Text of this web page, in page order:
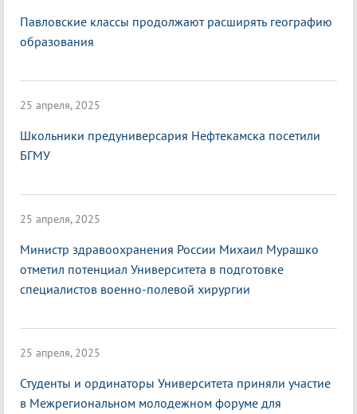
Павловские классы продолжают расширять географию
образования
25 апреля, 2025
Школьники предуниверсария Нефтекамска посетили
БГМУ
25 апреля, 2025
Министр здравоохранения России Михаил Мурашко
отметил потенциал Университета в подготовке
специалистов военно-полевой хирургии
25 апреля, 2025
Студенты и ординаторы Университета приняли участие
в Межрегиональном молодежном форуме для